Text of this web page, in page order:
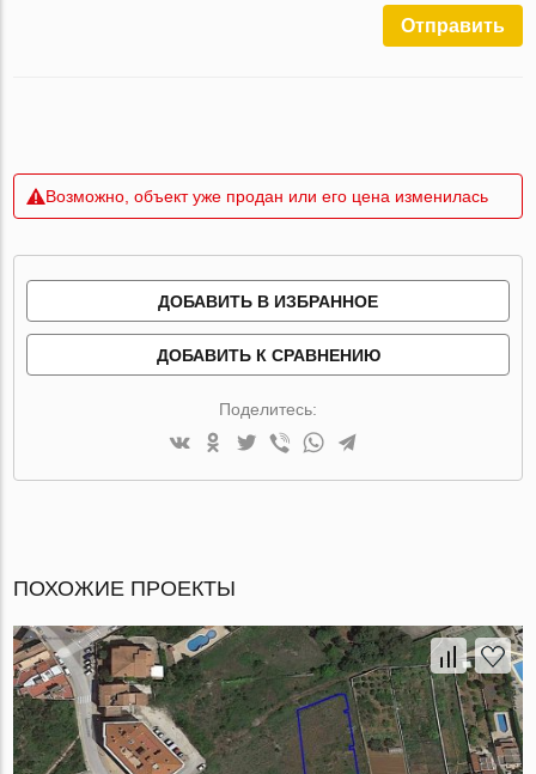
Отправить
Возможно, объект уже продан или его цена изменилась
ДОБАВИТЬ В ИЗБРАННОЕ
ДОБАВИТЬ К СРАВНЕНИЮ
Поделитесь:
ПОХОЖИЕ ПРОЕКТЫ